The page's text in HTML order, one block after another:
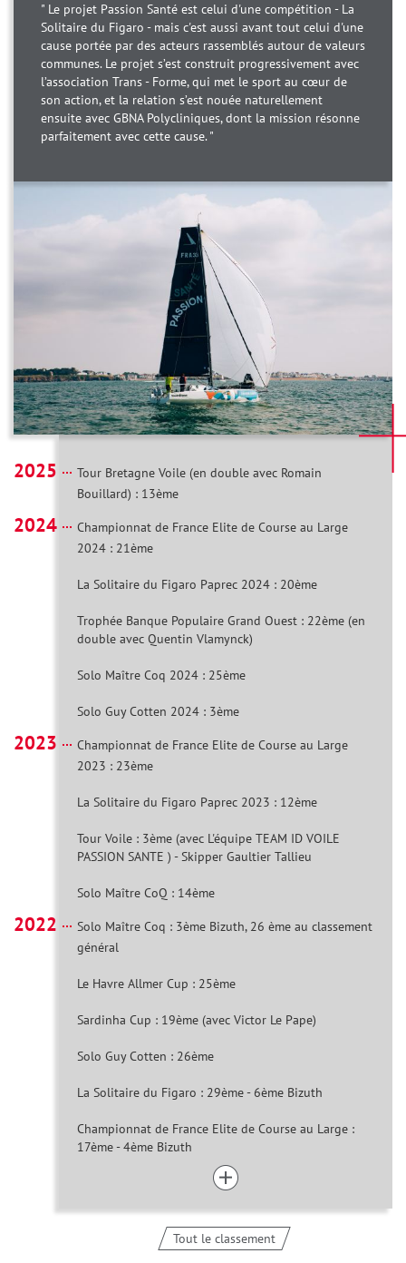
" Le projet Passion Santé est celui d'une compétition - La
Solitaire du Figaro - mais c'est aussi avant tout celui d'une
cause portée par des acteurs rassemblés autour de valeurs
communes. Le projet s’est construit progressivement avec
l’association Trans - Forme, qui met le sport au cœur de
son action, et la relation s’est nouée naturellement
ensuite avec GBNA Polycliniques, dont la mission résonne
parfaitement avec cette cause. "
2025
Tour Bretagne Voile (en double avec Romain
Bouillard) : 13ème
2024
Championnat de France Elite de Course au Large
2024 : 21ème
La Solitaire du Figaro Paprec 2024 : 20ème
Trophée Banque Populaire Grand Ouest : 22ème (en
double avec Quentin Vlamynck)
Solo Maître Coq 2024 : 25ème
Solo Guy Cotten 2024 : 3ème
2023
Championnat de France Elite de Course au Large
2023 : 23ème
La Solitaire du Figaro Paprec 2023 : 12ème
Tour Voile : 3ème (avec L'équipe TEAM ID VOILE
PASSION SANTE ) - Skipper Gaultier Tallieu
Solo Maître CoQ : 14ème
2022
Solo Maître Coq : 3ème Bizuth, 26 ème au classement
général
Le Havre Allmer Cup : 25ème
Sardinha Cup : 19ème (avec Victor Le Pape)
Solo Guy Cotten : 26ème
La Solitaire du Figaro : 29ème - 6ème Bizuth
Championnat de France Elite de Course au Large :
17ème - 4ème Bizuth
Tout le classement